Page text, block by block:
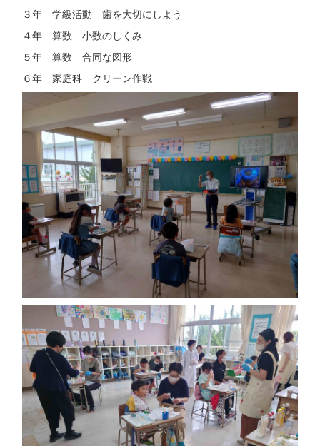
３年 学級活動 歯を大切にしよう
４年 算数 小数のしくみ
５年 算数 合同な図形
６年 家庭科 クリーン作戦